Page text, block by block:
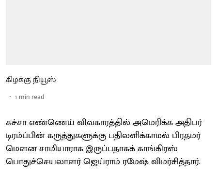
கிழக்கு நியூஸ்
1 min read
கச்சா எண்ணெய் விவகாரத்தில் அமெரிக்க அதிபர்
டிரம்ப்பின் கருத்துகளுக்கு பதிலளிக்காமல் பிரதமர்
மௌன சாமியாராக இருப்பதாகக் காங்கிரஸ்
பொதுச்செயலாளர் ஜெய்ராம் ரமேஷ் விமர்சித்தார்.